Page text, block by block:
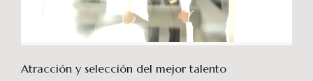
Atracción y selección del mejor talento